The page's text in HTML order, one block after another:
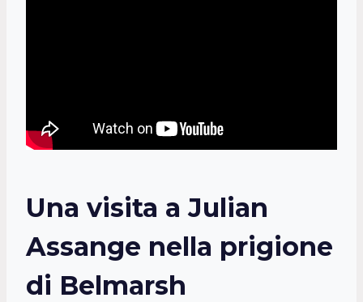
Una visita a Julian
Assange nella prigione
di Belmarsh